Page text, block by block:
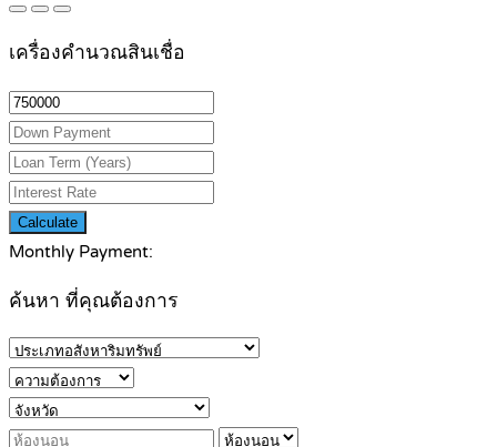
เครื่องคำนวณสินเชื่อ
Calculate
Monthly Payment:
ค้นหา ที่คุณต้องการ